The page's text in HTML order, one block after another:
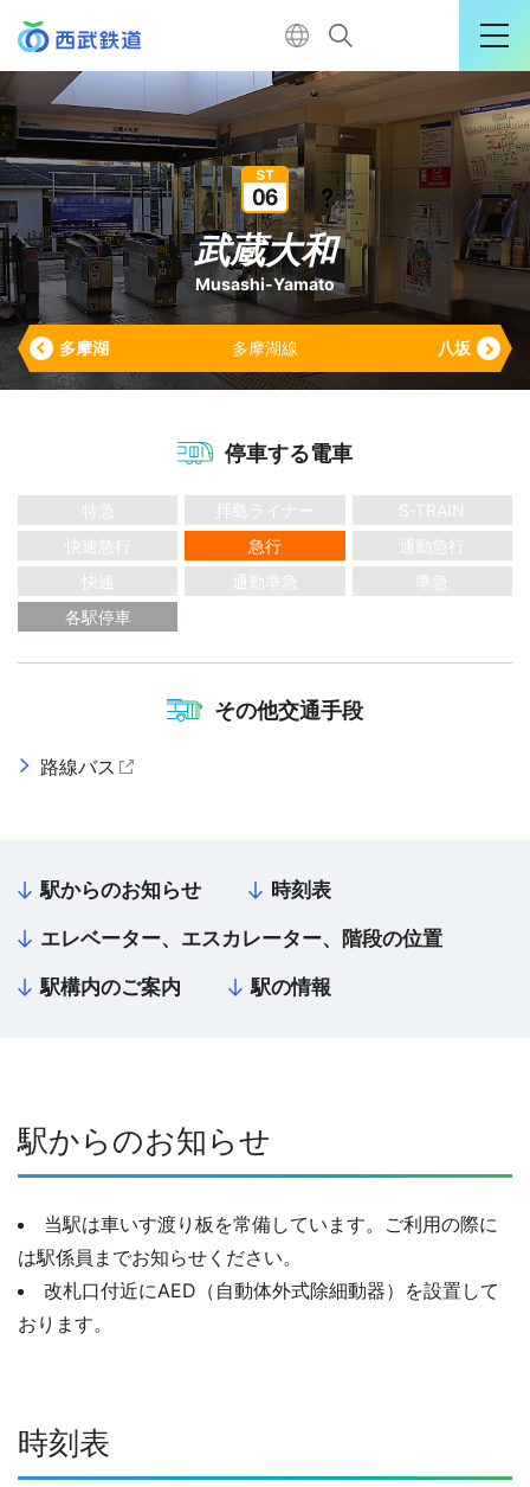
運行情報詳細
購入はこちら
TOP
電車に乗る
おでかけ
より安全に・快適に
企業情報
お忘れもの Lost＆Found
個人情報保護方針
サイトマップ
サイトのご利用にあたって
武蔵大和
Musashi-Yamato
多摩湖線
多摩湖 八坂
停車する電車
特急 拝島ライナー
S-TRAIN
快速急行
急行
通勤急行
快速
通勤準急
準急
各駅停車
その他交通手段
路線バス
駅からのお知らせ 時刻表
エレベーター、エスカレーター、階段の位置
駅構内のご案内 駅の情報
駅からのお知らせ
当駅は車いす渡り板を常備しています。ご利用の際に
は駅係員までお知らせください。
改札口付近にAED（自動体外式除細動器）を設置して
おります。
時刻表